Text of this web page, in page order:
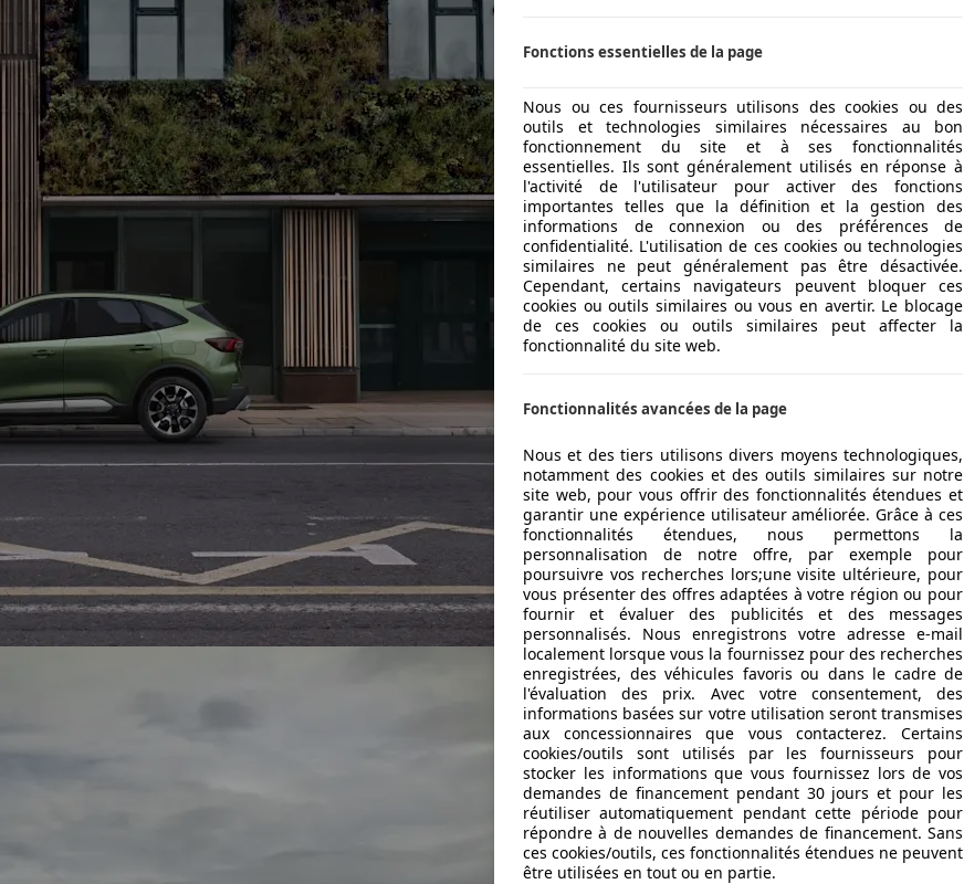
Fonctions essentielles de la page
Nous ou ces fournisseurs utilisons des cookies ou des
outils et technologies similaires nécessaires au bon
fonctionnement du site et à ses fonctionnalités
essentielles. Ils sont généralement utilisés en réponse à
l'activité de l'utilisateur pour activer des fonctions
importantes telles que la définition et la gestion des
informations de connexion ou des préférences de
confidentialité. L'utilisation de ces cookies ou technologies
similaires ne peut généralement pas être désactivée.
Cependant, certains navigateurs peuvent bloquer ces
cookies ou outils similaires ou vous en avertir. Le blocage
de ces cookies ou outils similaires peut affecter la
fonctionnalité du site web.
Fonctionnalités avancées de la page
Nous et des tiers utilisons divers moyens technologiques,
notamment des cookies et des outils similaires sur notre
site web, pour vous offrir des fonctionnalités étendues et
garantir une expérience utilisateur améliorée. Grâce à ces
fonctionnalités étendues, nous permettons la
personnalisation de notre offre, par exemple pour
poursuivre vos recherches lors;une visite ultérieure, pour
vous présenter des offres adaptées à votre région ou pour
fournir et évaluer des publicités et des messages
personnalisés. Nous enregistrons votre adresse e-mail
localement lorsque vous la fournissez pour des recherches
enregistrées, des véhicules favoris ou dans le cadre de
l'évaluation des prix. Avec votre consentement, des
informations basées sur votre utilisation seront transmises
aux concessionnaires que vous contacterez. Certains
cookies/outils sont utilisés par les fournisseurs pour
stocker les informations que vous fournissez lors de vos
demandes de financement pendant 30 jours et pour les
réutiliser automatiquement pendant cette période pour
répondre à de nouvelles demandes de financement. Sans
ces cookies/outils, ces fonctionnalités étendues ne peuvent
être utilisées en tout ou en partie.